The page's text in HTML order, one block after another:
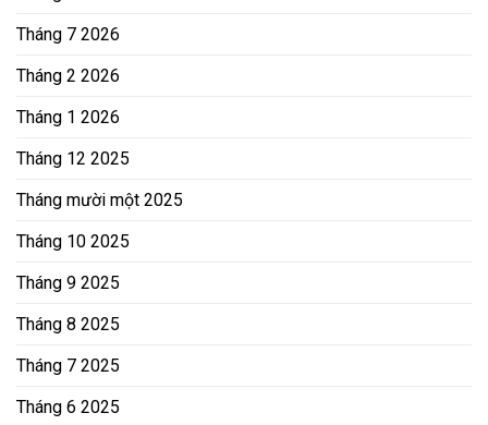
Tháng 7 2026
Tháng 2 2026
Tháng 1 2026
Tháng 12 2025
Tháng mười một 2025
Tháng 10 2025
Tháng 9 2025
Tháng 8 2025
Tháng 7 2025
Tháng 6 2025